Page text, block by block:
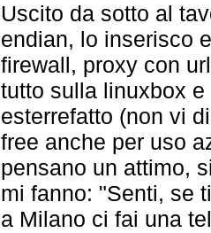
Uscito da sotto al
endian, lo inserisco
firewall, proxy con
tutto sulla linuxbox
esterrefatto (non vi
free anche per uso
pensano un attimo,
mi fanno: "Senti, se
a Milano ci fai una